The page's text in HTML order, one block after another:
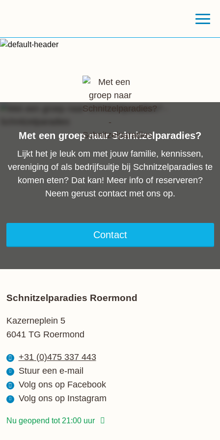
Met een groep naar Schnitzelparadies?
Lijkt het je leuk om met jouw familie, kennissen,
vereniging of als bedrijfsuitje bij Schnitzelparadies te
komen eten? Dat kan! Meer info of reserveren?
Neem gerust contact met ons op.
Contact
Schnitzelparadies Roermond
Kazerneplein 5
6041 TG Roermond
+31 (0)475 337 443
Stuur een e-mail
Volg ons op Facebook
Volg ons op Instagram
Nu geopend tot 21:00 uur